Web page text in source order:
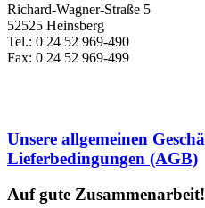
Richard-Wagner-Straße 5
52525 Heinsberg
Tel.: 0 24 52 969-490
Fax: 0 24 52 969-499
Unsere allgemeinen
Lieferbedingungen (AGB)
Auf gute Zusammenarbeit!